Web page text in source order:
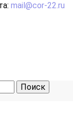
mail@cor-22.ru